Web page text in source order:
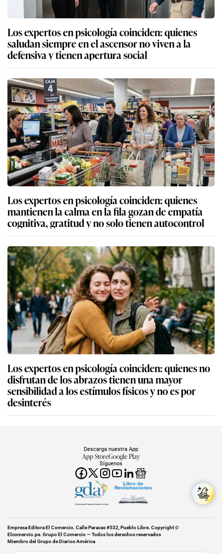
Los expertos en psicología coinciden: quienes
saludan siempre en el ascensor no viven a la
defensiva y tienen apertura social
Los expertos en psicología coinciden: quienes
mantienen la calma en la fila gozan de empatía
cognitiva, gratitud y no solo tienen autocontrol
Los expertos en psicología coinciden: quienes no
disfrutan de los abrazos tienen una mayor
sensibilidad a los estímulos físicos y no es por
desinterés
Síguenos
Descarga nuestra App
App StoreGoogle Play
Miembro del Grupo de Diarios América
Empresa Editora El Comercio. Calle Paracas #532, Pueblo Libre. Copyright ©
Elcomercio.pe. Grupo El Comercio — Todos los derechos reservados
Miembro del Grupo de Diarios América